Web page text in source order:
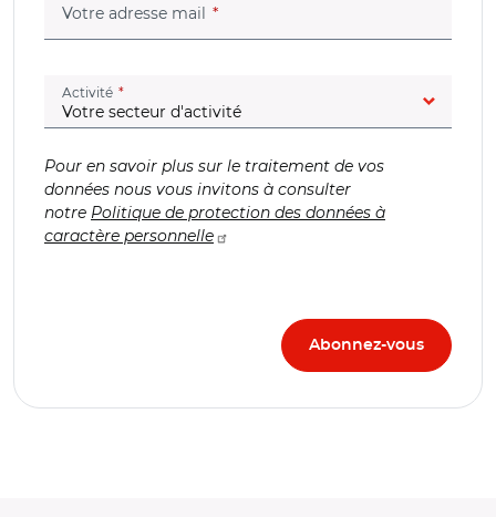
Votre adresse mail (champ obligatoire)
Activité (champ obligatoire)
Pour en savoir plus sur le traitement de vos
données nous vous invitons à consulter
notre Politique de protection des données à
caractère personnelle